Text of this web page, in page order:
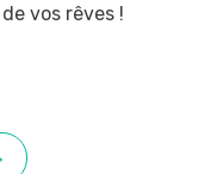
vos rêves !